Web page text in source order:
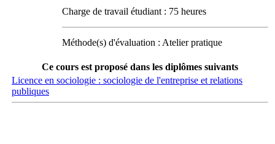
Charge de travail étudiant : 75 heures
Méthode(s) d'évaluation : Atelier pratique
Ce cours est proposé dans les diplômes suivants
Licence en sociologie : sociologie de l'entreprise et relations
publiques